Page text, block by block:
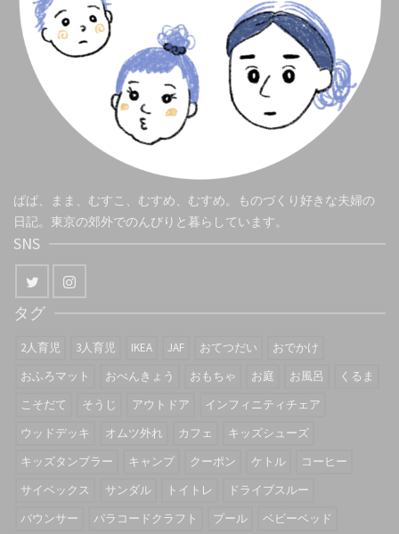
ぱぱ、まま、むすこ、むすめ、むすめ。ものづくり好きな夫婦の
日記。東京の郊外でのんびりと暮らしています。
SNS
タグ
2人育児 3人育児 IKEA JAF おてつだい
おでかけ
おふろマット
おべんきょう おもちゃ お庭 お風呂
くるま
こそだて
そうじ アウトドア
インフィニティチェア
ウッドデッキ
オムツ外れ カフェ
キッズシューズ
キッズタンブラー
キャンプ クーポン ケトル
コーヒー
サイベックス
サンダル トイトレ
ドライブスルー
バウンサー
パラコードクラフト プール ベビーベッド